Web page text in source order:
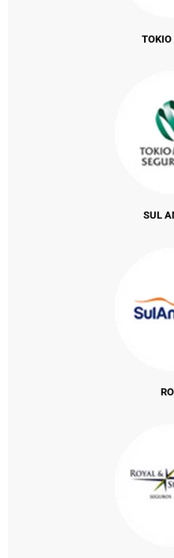
TOKIO
SUL